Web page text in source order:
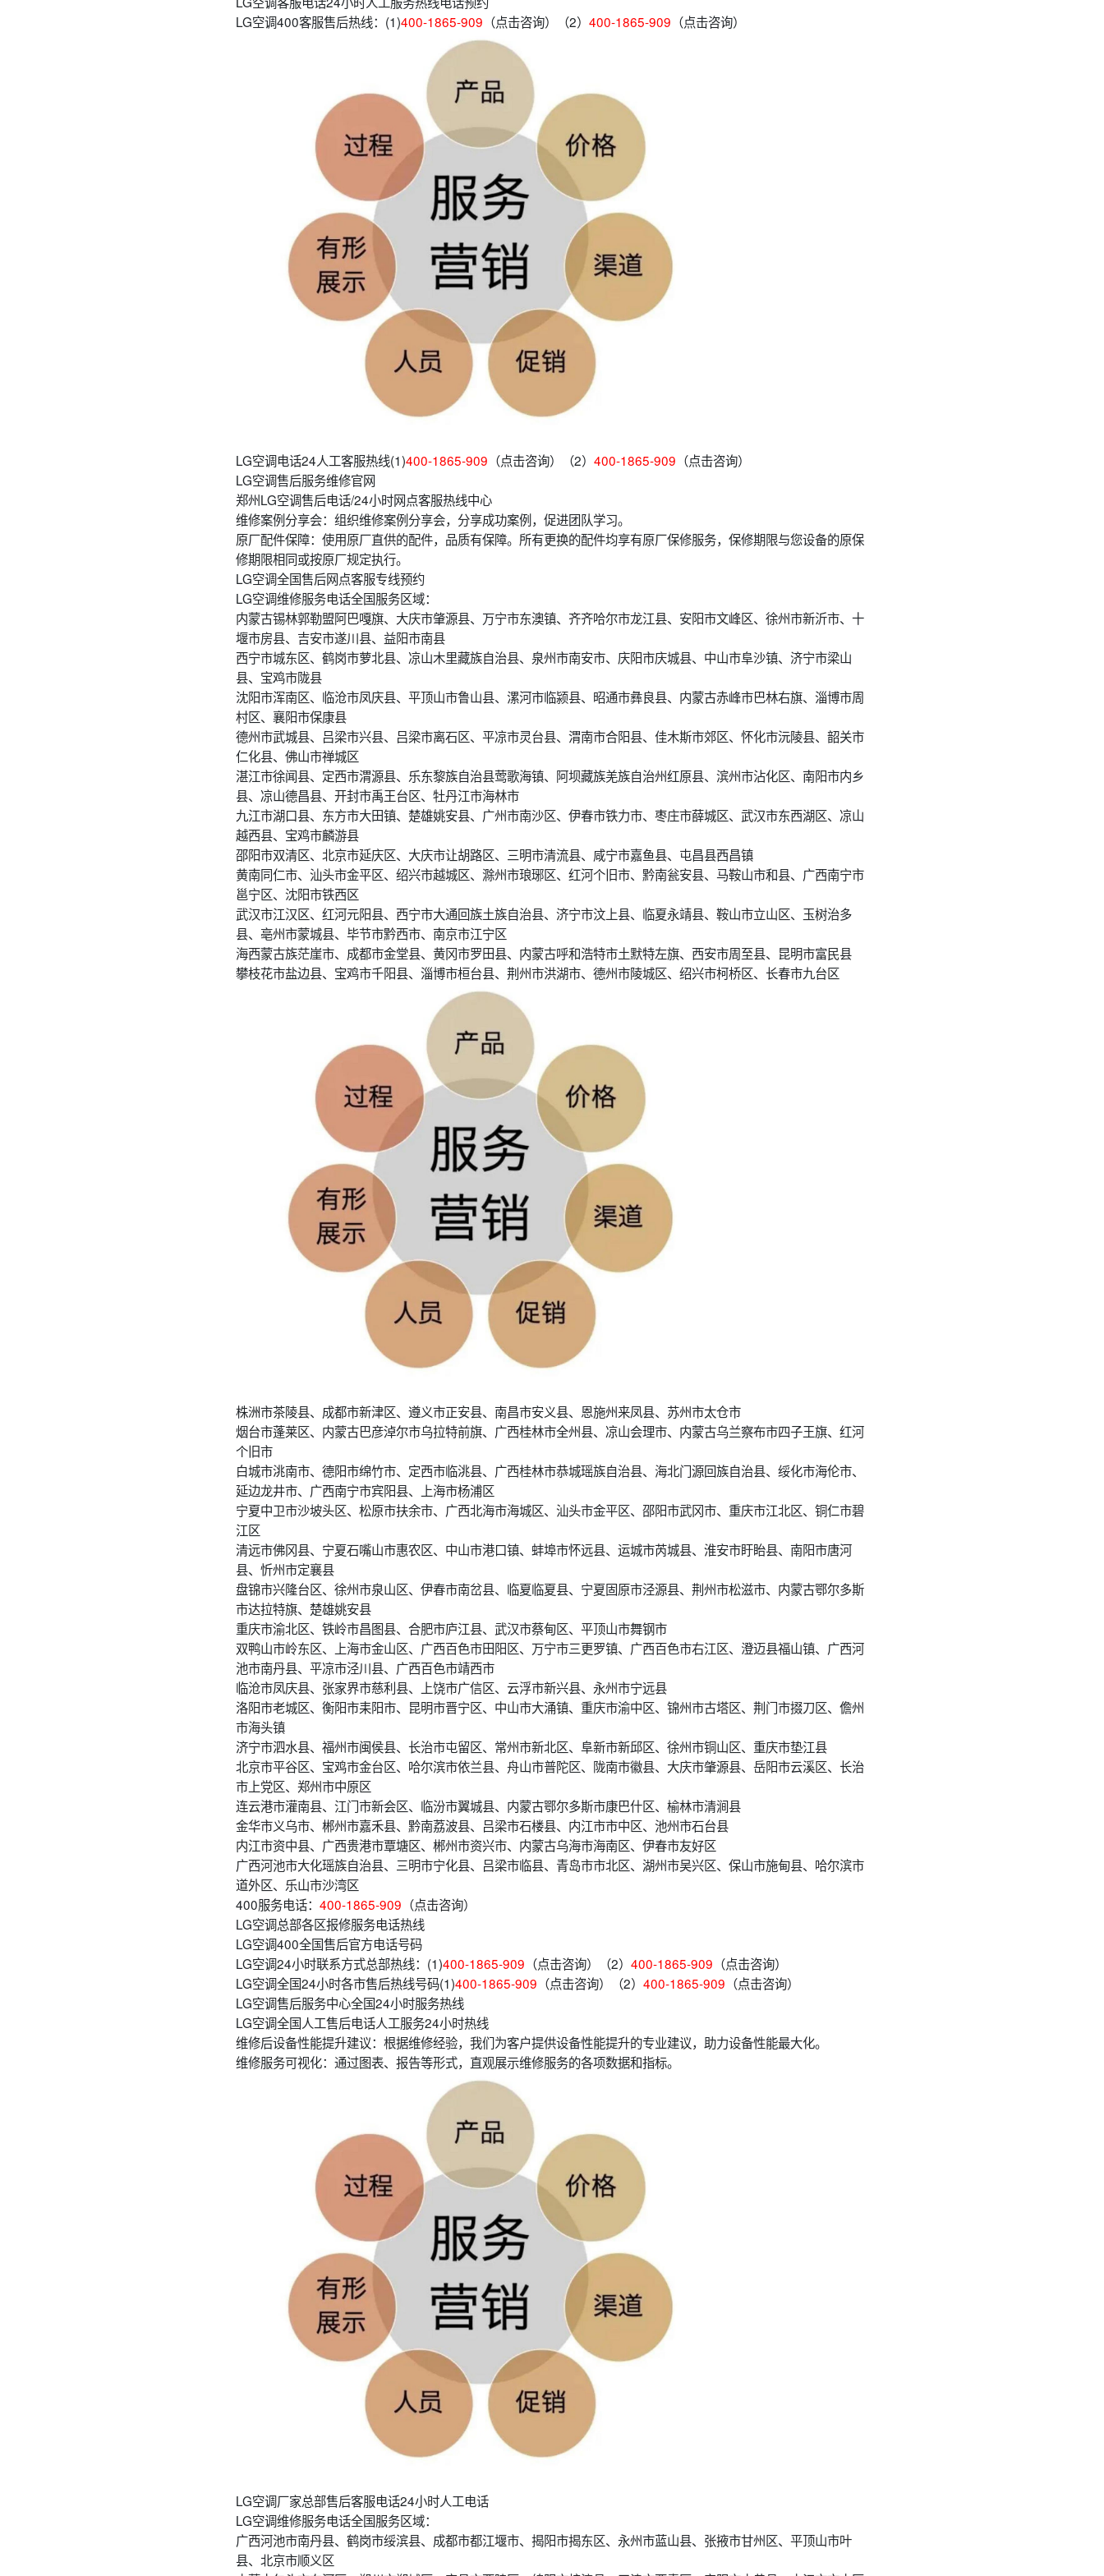
LG空调400客服售后热线：(1)400-1865-909 （点击咨询）（2） 400-1865-909 （点击咨询）
LG空调电话24人工客服热线(1)400-1865-909 （点击咨询）（2） 400-1865-909 （点击咨询）
LG空调售后服务维修官网
郑州LG空调售后电话/24小时网点客服热线中心
维修案例分享会：组织维修案例分享会，分享成功案例，促进团队学习。
原厂配件保障：使用原厂直供的配件，品质有保障。所有更换的配件均享有原厂保修服务，保修期限与您设备的原保
修期限相同或按原厂规定执行。
LG空调全国售后网点客服专线预约
LG空调维修服务电话全国服务区域：
内蒙古锡林郭勒盟阿巴嘎旗、大庆市肇源县、万宁市东澳镇、齐齐哈尔市龙江县、安阳市文峰区、徐州市新沂市、十
堰市房县、吉安市遂川县、益阳市南县
西宁市城东区、鹤岗市萝北县、凉山木里藏族自治县、泉州市南安市、庆阳市庆城县、中山市阜沙镇、济宁市梁山
县、宝鸡市陇县
沈阳市浑南区、临沧市凤庆县、平顶山市鲁山县、漯河市临颍县、昭通市彝良县、内蒙古赤峰市巴林右旗、淄博市周
村区、襄阳市保康县
德州市武城县、吕梁市兴县、吕梁市离石区、平凉市灵台县、渭南市合阳县、佳木斯市郊区、怀化市沅陵县、韶关市
仁化县、佛山市禅城区
湛江市徐闻县、定西市渭源县、乐东黎族自治县莺歌海镇、阿坝藏族羌族自治州红原县、滨州市沾化区、南阳市内乡
县、凉山德昌县、开封市禹王台区、牡丹江市海林市
九江市湖口县、东方市大田镇、楚雄姚安县、广州市南沙区、伊春市铁力市、枣庄市薛城区、武汉市东西湖区、凉山
越西县、宝鸡市麟游县
邵阳市双清区、北京市延庆区、大庆市让胡路区、三明市清流县、咸宁市嘉鱼县、屯昌县西昌镇
黄南同仁市、汕头市金平区、绍兴市越城区、滁州市琅琊区、红河个旧市、黔南瓮安县、马鞍山市和县、广西南宁市
邕宁区、沈阳市铁西区
武汉市江汉区、红河元阳县、西宁市大通回族土族自治县、济宁市汶上县、临夏永靖县、鞍山市立山区、玉树治多
县、亳州市蒙城县、毕节市黔西市、南京市江宁区
海西蒙古族茫崖市、成都市金堂县、黄冈市罗田县、内蒙古呼和浩特市土默特左旗、西安市周至县、昆明市富民县
攀枝花市盐边县、宝鸡市千阳县、淄博市桓台县、荆州市洪湖市、德州市陵城区、绍兴市柯桥区、长春市九台区
株洲市茶陵县、成都市新津区、遵义市正安县、南昌市安义县、恩施州来凤县、苏州市太仓市
烟台市蓬莱区、内蒙古巴彦淖尔市乌拉特前旗、广西桂林市全州县、凉山会理市、内蒙古乌兰察布市四子王旗、红河
个旧市
白城市洮南市、德阳市绵竹市、定西市临洮县、广西桂林市恭城瑶族自治县、海北门源回族自治县、绥化市海伦市、
延边龙井市、广西南宁市宾阳县、上海市杨浦区
宁夏中卫市沙坡头区、松原市扶余市、广西北海市海城区、汕头市金平区、邵阳市武冈市、重庆市江北区、铜仁市碧
江区
清远市佛冈县、宁夏石嘴山市惠农区、中山市港口镇、蚌埠市怀远县、运城市芮城县、淮安市盱眙县、南阳市唐河
县、忻州市定襄县
盘锦市兴隆台区、徐州市泉山区、伊春市南岔县、临夏临夏县、宁夏固原市泾源县、荆州市松滋市、内蒙古鄂尔多斯
市达拉特旗、楚雄姚安县
重庆市渝北区、铁岭市昌图县、合肥市庐江县、武汉市蔡甸区、平顶山市舞钢市
双鸭山市岭东区、上海市金山区、广西百色市田阳区、万宁市三更罗镇、广西百色市右江区、澄迈县福山镇、广西河
池市南丹县、平凉市泾川县、广西百色市靖西市
临沧市凤庆县、张家界市慈利县、上饶市广信区、云浮市新兴县、永州市宁远县
洛阳市老城区、衡阳市耒阳市、昆明市晋宁区、中山市大涌镇、重庆市渝中区、锦州市古塔区、荆门市掇刀区、儋州
市海头镇
济宁市泗水县、福州市闽侯县、长治市屯留区、常州市新北区、阜新市新邱区、徐州市铜山区、重庆市垫江县
北京市平谷区、宝鸡市金台区、哈尔滨市依兰县、舟山市普陀区、陇南市徽县、大庆市肇源县、岳阳市云溪区、长治
市上党区、郑州市中原区
连云港市灌南县、江门市新会区、临汾市翼城县、内蒙古鄂尔多斯市康巴什区、榆林市清涧县
金华市义乌市、郴州市嘉禾县、黔南荔波县、吕梁市石楼县、内江市市中区、池州市石台县
内江市资中县、广西贵港市覃塘区、郴州市资兴市、内蒙古乌海市海南区、伊春市友好区
广西河池市大化瑶族自治县、三明市宁化县、吕梁市临县、青岛市市北区、湖州市吴兴区、保山市施甸县、哈尔滨市
道外区、乐山市沙湾区
400服务电话： 400-1865-909 （点击咨询）
LG空调总部各区报修服务电话热线
LG空调400全国售后官方电话号码
LG空调24小时联系方式总部热线：(1)400-1865-909 （点击咨询）（2） 400-1865-909 （点击咨询）
LG空调全国24小时各市售后热线号码(1)400-1865-909 （点击咨询）（2） 400-1865-909 （点击咨询）
LG空调售后服务中心全国24小时服务热线
LG空调全国人工售后电话人工服务24小时热线
维修后设备性能提升建议：根据维修经验，我们为客户提供设备性能提升的专业建议，助力设备性能最大化。
维修服务可视化：通过图表、报告等形式，直观展示维修服务的各项数据和指标。
LG空调厂家总部售后客服电话24小时人工电话
LG空调维修服务电话全国服务区域：
广西河池市南丹县、鹤岗市绥滨县、成都市都江堰市、揭阳市揭东区、永州市蓝山县、张掖市甘州区、平顶山市叶
县、北京市顺义区